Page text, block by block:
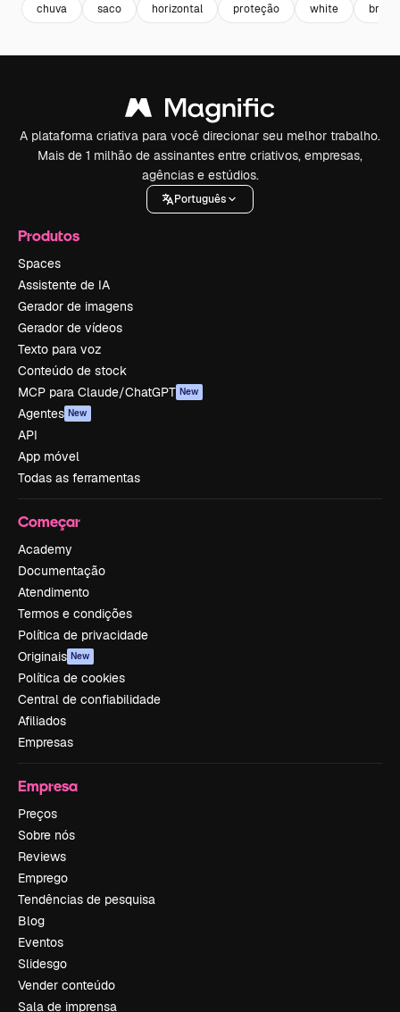
chuva saco horizontal proteção white
A plataforma criativa para você direcionar seu melhor trabalho.
Mais de 1 milhão de assinantes entre criativos, empresas,
agências e estúdios.
Português
Produtos
Spaces
Assistente de IA
Gerador de imagens
Gerador de vídeos
Texto para voz
Conteúdo de stock
MCP para Claude/ChatGPT New
Agentes New
API
App móvel
Todas as ferramentas
Começar
Academy
Documentação
Atendimento
Termos e condições
Política de privacidade
Originais New
Política de cookies
Central de confiabilidade
Afiliados
Empresas
Empresa
Preços
Sobre nós
Reviews
Emprego
Tendências de pesquisa
Blog
Eventos
Slidesgo
Vender conteúdo
Sala de imprensa